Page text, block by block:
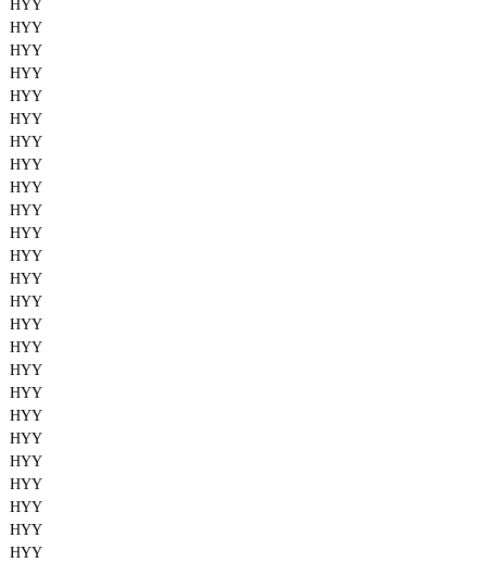
HYY
HYY
HYY
HYY
HYY
HYY
HYY
HYY
HYY
HYY
HYY
HYY
HYY
HYY
HYY
HYY
HYY
HYY
HYY
HYY
HYY
HYY
HYY
HYY
HYY